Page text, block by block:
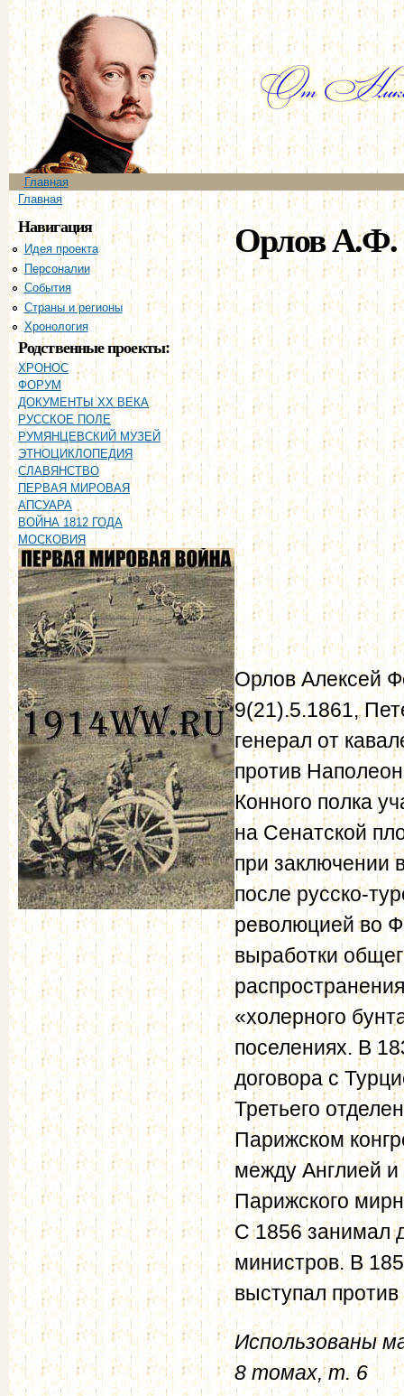
Главное меню
Главная
Вы здесь
Главная
Навигация
Идея проекта
Персоналии
События
Страны и регионы
Хронология
Родственные проекты:
ХРОНОС
ФОРУМ
ДОКУМЕНТЫ XX ВЕКА
РУССКОЕ ПОЛЕ
РУМЯНЦЕВСКИЙ МУЗЕЙ
ЭТНОЦИКЛОПЕДИЯ
СЛАВЯНСТВО
ПЕРВАЯ МИРОВАЯ
АПСУАРА
ВОЙНА 1812 ГОДА
МОСКОВИЯ
Орлов А.Ф.
Орлов Алексей
9(21).5.1861,
генерал от
против
Конного полка
на Сенатской
при заключении
после русско-
революцией во
выработки
«холерного
поселениях. В
договора с
Третьего
Парижском
между Англией и
Парижского
С 1856 занимал
министров. В
выступал
Использованы
8 томах, т. 6